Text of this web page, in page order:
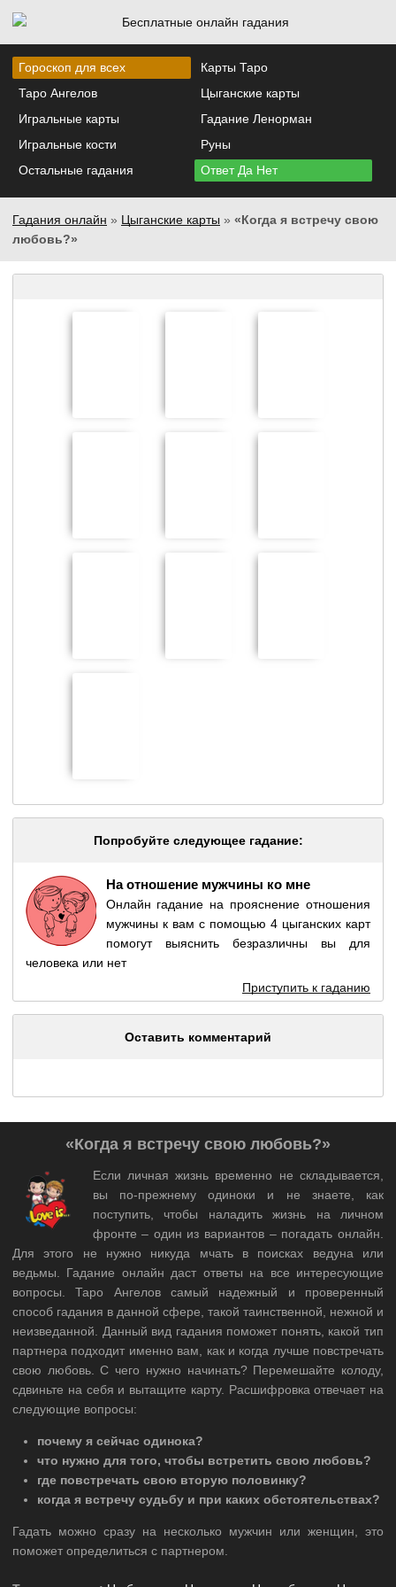
Гороскоп для всех
Карты Таро
Таро Ангелов
Цыганские карты
Игральные карты
Гадание Ленорман
Игральные кости
Руны
Остальные гадания
Ответ Да Нет
Гадания онлайн » Цыганские карты » «Когда я встречу свою
любовь?»
Попробуйте следующее гадание:
На отношение мужчины ко мне
Онлайн гадание на прояснение отношения
мужчины к вам с помощью 4 цыганских карт
помогут выяснить безразличны вы для
человека или нет
Приступить к гаданию
Оставить комментарий
«Когда я встречу свою любовь?»
Если личная жизнь временно не складывается,
вы по-прежнему одиноки и не знаете, как
поступить, чтобы наладить жизнь на личном
фронте – один из вариантов – погадать онлайн.
Для этого не нужно никуда мчать в поисках ведуна или
ведьмы. Гадание онлайн даст ответы на все интересующие
вопросы. Таро Ангелов самый надежный и проверенный
способ гадания в данной сфере, такой таинственной, нежной и
неизведанной. Данный вид гадания поможет понять, какой тип
партнера подходит именно вам, как и когда лучше повстречать
свою любовь. С чего нужно начинать? Перемешайте колоду,
сдвиньте на себя и вытащите карту. Расшифровка отвечает на
следующие вопросы:
почему я сейчас одинока?
что нужно для того, чтобы встретить свою любовь?
где повстречать свою вторую половинку?
когда я встречу судьбу и при каких обстоятельствах?
Гадать можно сразу на несколько мужчин или женщин, это
поможет определиться с партнером.